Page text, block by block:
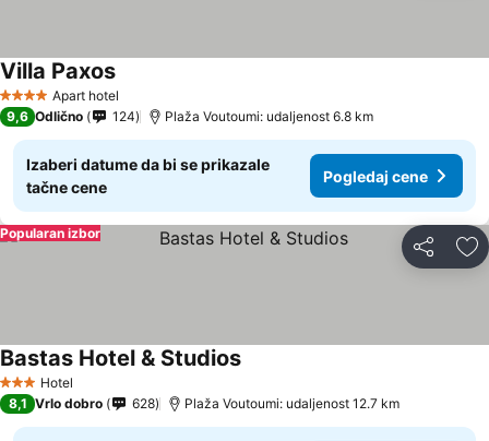
4 ZvezdiceApart hotel
Villa PaxosPogledaj cene
9,6 Odlično 124 Plaža Voutoumi: udaljenost 6.8 km
Izaberi datume da bi se prikazale
tačne cene
Pogledaj cene
Deli
Popularan izbor
3 Zvezdice
Hotel
Bastas Hotel & StudiosPogledaj cene
8,1 Vrlo dobro 628 Plaža Voutoumi: udaljenost 12.7 km